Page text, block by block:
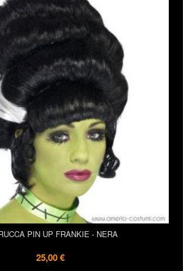
PIN UP FRANKIE - NERA
25,00 €